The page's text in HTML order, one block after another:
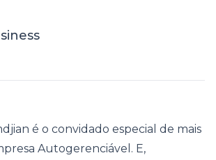
é o convidado especial de mais
Autogerenciável. E,